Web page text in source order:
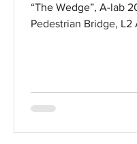
“The Wedge”, A-lab
Pedestrian Bridge, L2